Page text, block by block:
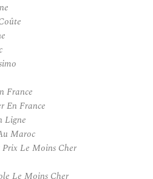
France
En France
Ligne
Maroc
Le Moins Cher